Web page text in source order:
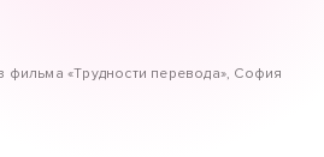
«Трудности перевода», София